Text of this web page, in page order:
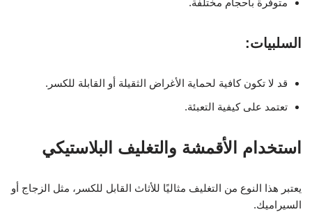
متوفرة بأحجام مختلفة.
السلبيات:
قد لا تكون كافية لحماية الأغراض الثقيلة أو القابلة للكسر.
تعتمد على كيفية التعبئة.
استخدام الأقمشة والتغليف البلاستيكي
يعتبر هذا النوع من التغليف مثاليًا للأثاث القابل للكسر، مثل الزجاج أو
السيراميك.